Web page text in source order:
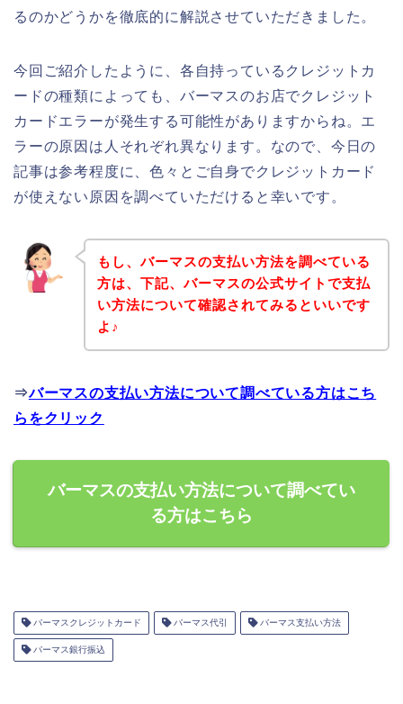
るのかどうかを徹底的に解説させていただきました。
今回ご紹介したように、各自持っているクレジットカ
ードの種類によっても、バーマスのお店でクレジット
カードエラーが発生する可能性がありますからね。エ
ラーの原因は人それぞれ異なります。なので、今日の
記事は参考程度に、色々とご自身でクレジットカード
が使えない原因を調べていただけると幸いです。
もし、バーマスの支払い方法を調べている
方は、下記、バーマスの公式サイトで支払
い方法について確認されてみるといいです
よ♪
⇒バーマスの支払い方法について調べている方はこち
らをクリック
バーマスの支払い方法について調べてい
る方はこちら
バーマスクレジットカード バーマス代引 バーマス支払い方法
バーマス銀行振込